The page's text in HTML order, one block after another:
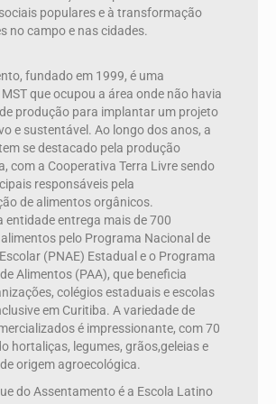
populares e à transformação
no campo e nas cidades.
fundado em 1999, é uma
que ocupou a área onde não havia
produção para implantar um projeto
e sustentável. Ao longo dos anos, a
se destacado pela produção
com a Cooperativa Terra Livre sendo
responsáveis pela
de alimentos orgânicos.
entidade entrega mais de 700
pelo Programa Nacional de
(PNAE) Estadual e o Programa
Alimentos (PAA), que beneficia
colégios estaduais e escolas
em Curitiba. A variedade de
é impressionante, com 70
hortaliças, legumes, grãos,geleias e
origem agroecológica.
do Assentamento é a Escola Latino